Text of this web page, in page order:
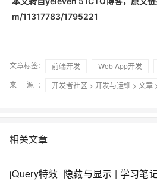
m/11317783/1795221
文章标签： 前端开发 Web App开发
来 源：
开发者社区 > 开发与运维 > 文章
相关文章
jQuery特效_隐藏与显示 | 学习笔